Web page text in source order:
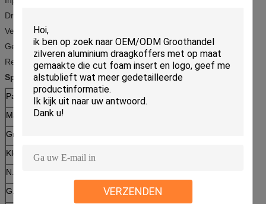
VERZENDEN
Draag kosmetische hulpmiddelen,
Vertoning
Getoond
Reis
Specificaties:
Patroon
Lidstaten-CC-03
Materiaal
Grootte
Kleur
Roze
N.W.
G.W.